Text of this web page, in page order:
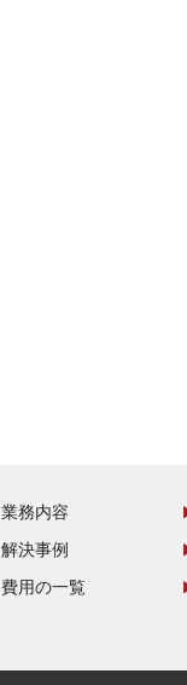
業務内容
解決事例
費用の一覧